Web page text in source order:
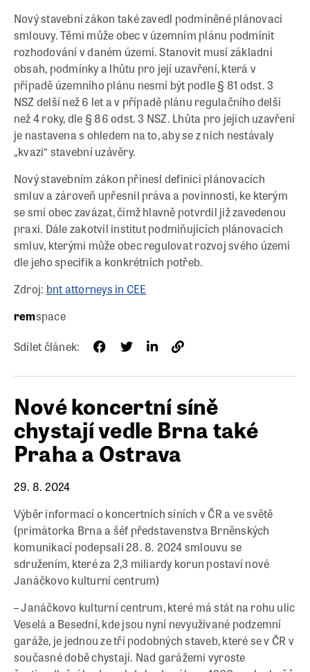
Nový stavební zákon také zavedl podmíněné plánovací
smlouvy. Těmi může obec v územním plánu podmínit
rozhodování v daném území. Stanovit musí základní
obsah, podmínky a lhůtu pro její uzavření, která v
případě územního plánu nesmí být podle § 81 odst. 3
NSZ delší než 6 let a v případě plánu regulačního delší
než 4 roky, dle § 86 odst. 3 NSZ. Lhůta pro jejich uzavření
je nastavena s ohledem na to, aby se z nich nestávaly
„kvazi“ stavební uzávěry.
Nový stavebním zákon přinesl definici plánovacích
smluv a zároveň upřesnil práva a povinnosti, ke kterým
se smí obec zavázat, čímž hlavně potvrdil již zavedenou
praxi. Dále zakotvil institut podmiňujících plánovacích
smluv, kterými může obec regulovat rozvoj svého území
dle jeho specifik a konkrétních potřeb.
Zdroj: bnt attorneys in CEE
remspace
Sdílet článek:
Nové koncertní síně
chystají vedle Brna také
Praha a Ostrava
29. 8. 2024
Výběr informací o koncertních síních v ČR a ve světě
(primátorka Brna a šéf představenstva Brněnských
komunikací podepsali 28. 8. 2024 smlouvu se
sdružením, které za 2,3 miliardy korun postaví nové
Janáčkovo kulturní centrum)
– Janáčkovo kulturní centrum, které má stát na rohu ulic
Veselá a Besední, kde jsou nyní nevyužívané podzemní
garáže, je jednou ze tří podobných staveb, které se v ČR v
současné době chystají. Nad garážemi vyroste